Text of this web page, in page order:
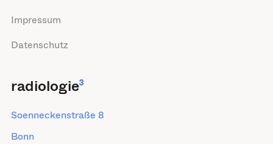
Impressum
Datenschutz
radiologie³
Soenneckenstraße 8
Bonn